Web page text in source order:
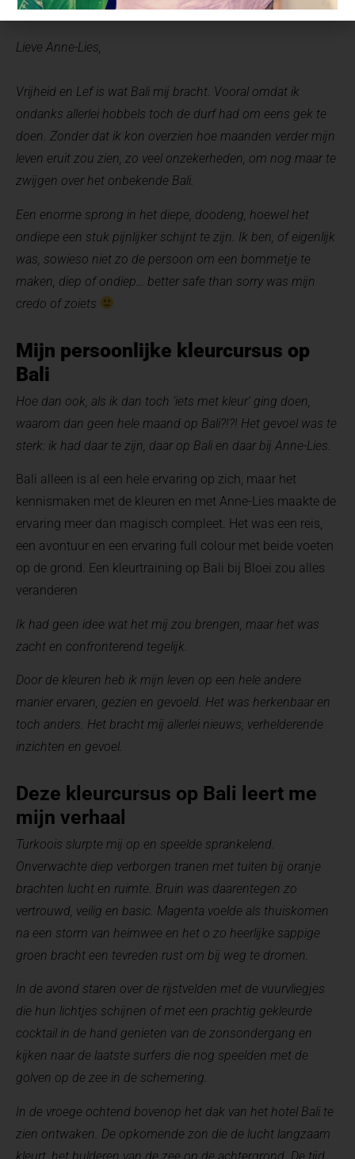
voeten op de grond, een kleurcursus op Bali
Lieve Anne-Lies,
Vrijheid en Lef is wat Bali mij bracht. Vooral omdat ik
ondanks allerlei hobbels toch de durf had om eens gek te
doen. Zonder dat ik kon overzien hoe maanden verder mijn
leven eruit zou zien, zo veel onzekerheden, om nog maar te
zwijgen over het onbekende Bali.
Een enorme sprong in het diepe, doodeng, hoewel het
ondiepe een stuk pijnlijker schijnt te zijn. Ik ben, of eigenlijk
was, sowieso niet zo de persoon om een bommetje te
maken, diep of ondiep… better safe than sorry was mijn
credo of zoiets
Mijn persoonlijke kleurcursus op
Bali
Hoe dan ook, als ik dan toch ‘iets met kleur’ ging doen,
waarom dan geen hele maand op Bali?!?! Het gevoel was te
sterk: ik had daar te zijn, daar op Bali en daar bij Anne-Lies.
Bali alleen is al een hele ervaring op zich, maar het
kennismaken met de kleuren en met Anne-Lies maakte de
ervaring meer dan magisch compleet. Het was een reis,
een avontuur en een ervaring full colour met beide voeten
op de grond. Een kleurtraining op Bali bij Bloei zou alles
veranderen
Ik had geen idee wat het mij zou brengen, maar het was
zacht en confronterend tegelijk.
Door de kleuren heb ik mijn leven op een hele andere
manier ervaren, gezien en gevoeld. Het was herkenbaar en
toch anders. Het bracht mij allerlei nieuws, verhelderende
inzichten en gevoel.
Deze kleurcursus op Bali leert me
mijn verhaal
Turkoois slurpte mij op en speelde sprankelend.
Onverwachte diep verborgen tranen met tuiten bij oranje
brachten lucht en ruimte. Bruin was daarentegen zo
vertrouwd, veilig en basic. Magenta voelde als thuiskomen
na een storm van heimwee en het o zo heerlijke sappige
groen bracht een tevreden rust om bij weg te dromen.
In de avond staren over de rijstvelden met de vuurvliegjes
die hun lichtjes schijnen of met een prachtig gekleurde
cocktail in de hand genieten van de zonsondergang en
kijken naar de laatste surfers die nog speelden met de
golven op de zee in de schemering.
In de vroege ochtend bovenop het dak van het hotel Bali te
zien ontwaken. De opkomende zon die de lucht langzaam